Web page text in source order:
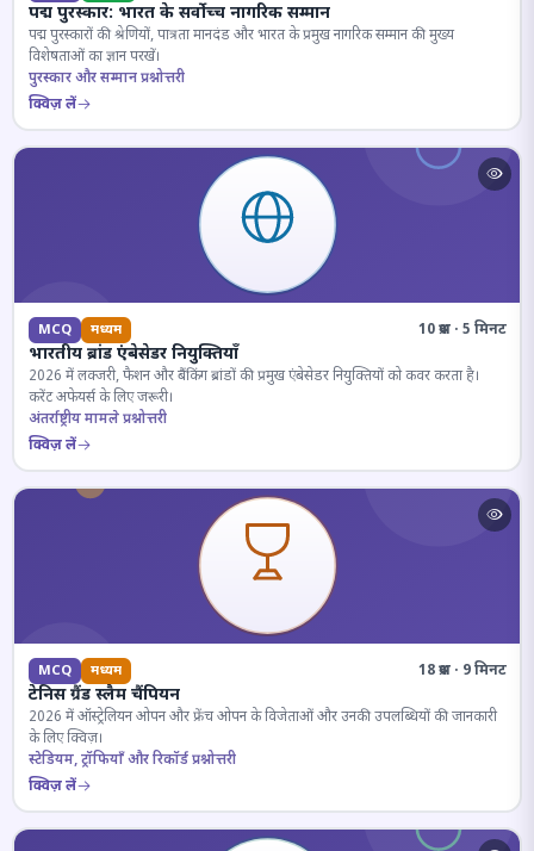
पद्म पुरस्कार: भारत के सर्वोच्च नागरिक सम्मान
पद्म पुरस्कारों की श्रेणियों, पात्रता मानदंड और भारत के प्रमुख नागरिक सम्मान की मुख्य
विशेषताओं का ज्ञान परखें।
पुरस्कार और सम्मान प्रश्नोत्तरी
क्विज़ लें
MCQ मध्यम 10 प्रश्न · 5 मिनट
भारतीय ब्रांड एंबेसेडर नियुक्तियाँ
2026 में लक्जरी, फैशन और बैंकिंग ब्रांडों की प्रमुख एंबेसेडर नियुक्तियों को कवर करता है।
करेंट अफेयर्स के लिए जरूरी।
अंतर्राष्ट्रीय मामले प्रश्नोत्तरी
क्विज़ लें
MCQ मध्यम 18 प्रश्न · 9 मिनट
टेनिस ग्रैंड स्लैम चैंपियन
2026 में ऑस्ट्रेलियन ओपन और फ्रेंच ओपन के विजेताओं और उनकी उपलब्धियों की जानकारी
के लिए क्विज़।
स्टेडियम, ट्रॉफियाँ और रिकॉर्ड प्रश्नोत्तरी
क्विज़ लें